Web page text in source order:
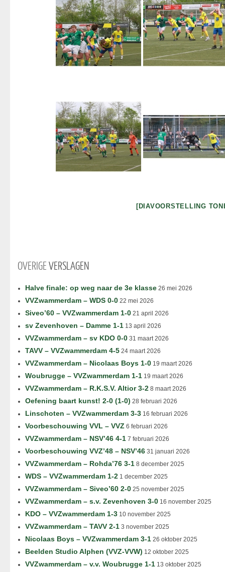
[DIAVOORSTELLING
OVERIGEVERSLAGEN
Halve finale: op weg naar de 3e klasse 26 mei 2026
VVZwammerdam – WDS 0-0 22 mei 2026
Siveo’60 – VVZwammerdam 1-0 21 april 2026
sv Zevenhoven – Damme 1-1 13 april 2026
VVZwammerdam – sv KDO 0-0 31 maart 2026
TAVV – VVZwammerdam 4-5 24 maart 2026
VVZwammerdam – Nicolaas Boys 1-0 19 maart 2026
Woubrugge – VVZwammerdam 1-1 19 maart 2026
VVZwammerdam – R.K.S.V. Altior 3-2 8 maart 2026
Oefening baart kunst! 2-0 (1-0) 28 februari 2026
Linschoten – VVZwammerdam 3-3 16 februari 2026
Voorbeschouwing VVL – VVZ 6 februari 2026
VVZwammerdam – NSV’46 4-1 7 februari 2026
Voorbeschouwing VVZ’48 – NSV’46 31 januari 2026
VVZwammerdam – Rohda’76 3-1 8 december 2025
WDS – VVZwammerdam 1-2 1 december 2025
VVZwammerdam – Siveo’60 2-0 25 november 2025
VVZwammerdam – s.v. Zevenhoven 3-0 16 november 2025
KDO – VVZwammerdam 1-3 10 november 2025
VVZwammerdam – TAVV 2-1 3 november 2025
Nicolaas Boys – VVZwammerdam 3-1 26 oktober 2025
Beelden Studio Alphen (VVZ-VVW) 12 oktober 2025
VVZwammerdam – v.v. Woubrugge 1-1 13 oktober 2025